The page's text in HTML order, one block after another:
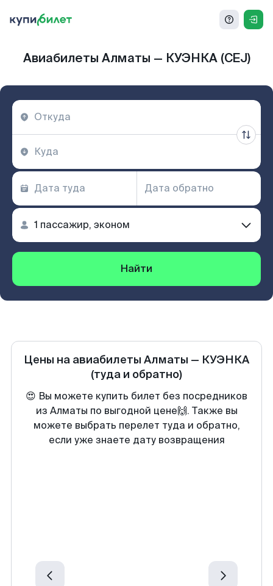
Авиабилеты Алматы — КУЭНКА (CEJ)
Найти
Цены на авиабилеты Алматы — КУЭНКА
(туда и обратно)
😍 Вы можете купить билет без посредников
из Алматы по выгодной цене🙌. Также вы
можете выбрать перелет туда и обратно,
если уже знаете дату возвращения